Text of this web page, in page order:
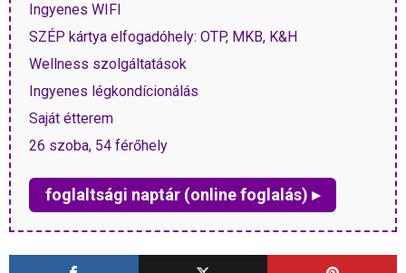
Ingyenes WIFI
SZÉP kártya elfogadóhely: OTP, MKB, K&H
Wellness szolgáltatások
Ingyenes légkondícionálás
Saját étterem
26 szoba, 54 férőhely
foglaltsági naptár (online foglalás) ▸